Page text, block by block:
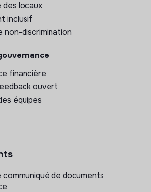
des locaux
inclusif
non-discrimination
financière
ouvert
équipes
communiqué de documents